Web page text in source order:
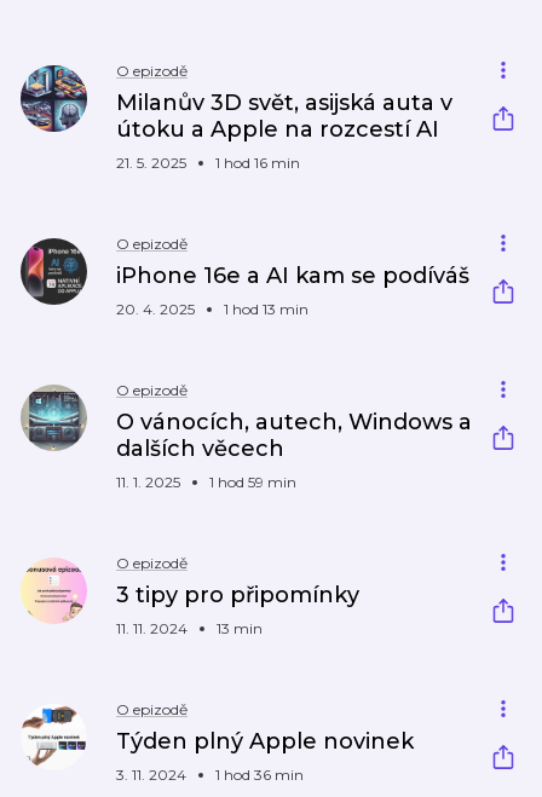
O epizodě
Milanův 3D svět, asijská auta v
útoku a Apple na rozcestí AI
21. 5. 2025 1 hod 16 min
O epizodě
iPhone 16e a AI kam se podíváš
20. 4. 2025 1 hod 13 min
O epizodě
O vánocích, autech, Windows a
dalších věcech
11. 1. 2025 1 hod 59 min
O epizodě
3 tipy pro připomínky
11. 11. 2024 13 min
O epizodě
Týden plný Apple novinek
3. 11. 2024 1 hod 36 min